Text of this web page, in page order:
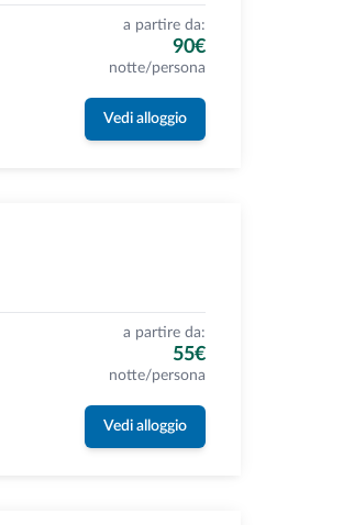
a partire da:
90€
notte/persona
Vedi alloggio
a partire da:
55€
notte/persona
Vedi alloggio